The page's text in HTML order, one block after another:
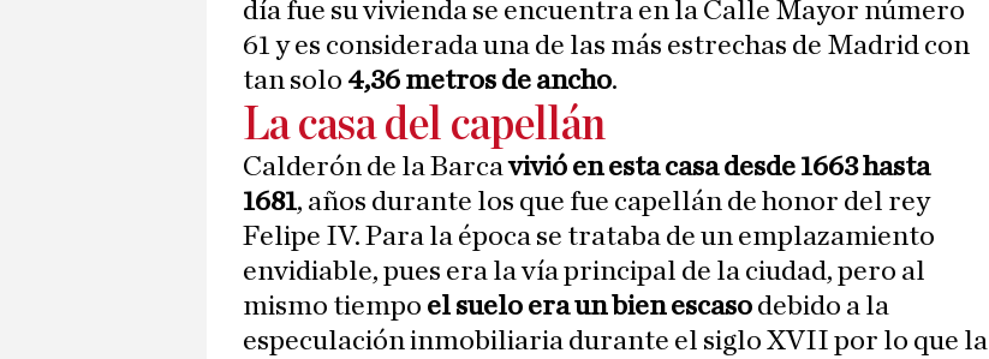
día fue su vivienda se encuentra en la Calle Mayor número
61 y es considerada una de las más estrechas de Madrid con
tan solo 4,36 metros de ancho.
La casa del capellán
Calderón de la Barcavivió en esta casa desde 1663 hasta
1681, años durante los que fue capellán de honor del rey
Felipe IV. Para la época se trataba de un emplazamiento
envidiable, pues era la vía principal de la ciudad, pero al
mismo tiempo el suelo era un bien escaso debido a la
especulación inmobiliaria durante el siglo XVII por lo que la